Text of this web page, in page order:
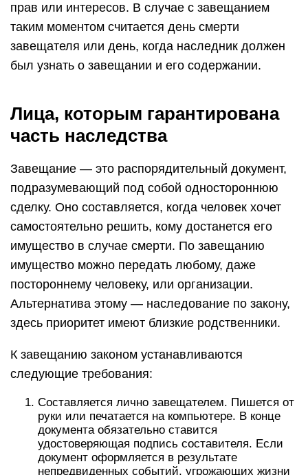
прав или интересов. В случае с завещанием
таким моментом считается день смерти
завещателя или день, когда наследник должен
был узнать о завещании и его содержании.
Лица, которым гарантирована
часть наследства
Завещание — это распорядительный документ,
подразумевающий под собой одностороннюю
сделку. Оно составляется, когда человек хочет
самостоятельно решить, кому достанется его
имущество в случае смерти. По завещанию
имущество можно передать любому, даже
постороннему человеку, или организации.
Альтернатива этому — наследование по закону,
здесь приоритет имеют близкие родственники.
К завещанию законом устанавливаются
следующие требования:
Составляется лично завещателем. Пишется от
руки или печатается на компьютере. В конце
документа обязательно ставится
удостоверяющая подпись составителя. Если
документ оформляется в результате
непредвиденных событий, угрожающих жизни